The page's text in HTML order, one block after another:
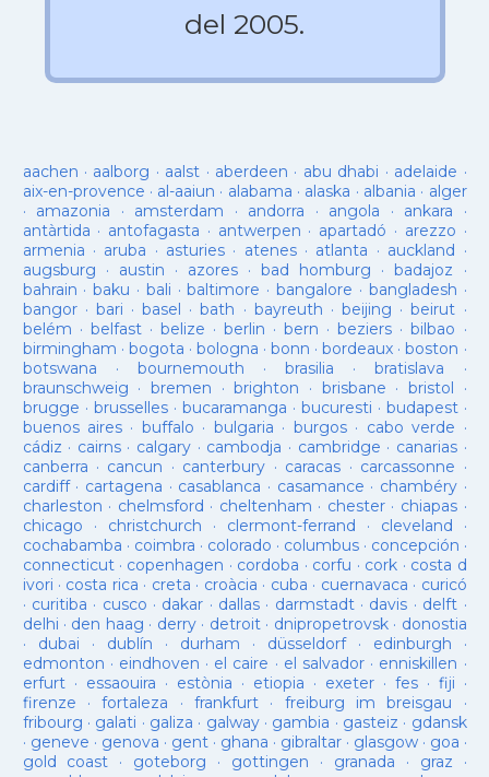
del 2005.
aachen · aalborg · aalst · aberdeen · abu dhabi · adelaide ·
aix-en-provence · al-aaiun · alabama · alaska · albania · alger
· amazonia · amsterdam · andorra · angola · ankara ·
antàrtida · antofagasta · antwerpen · apartadó · arezzo ·
armenia · aruba · asturies· atenes· atlanta · auckland ·
augsburg · austin · azores·bad homburg ·badajoz ·
bahrain ·baku · bali ·baltimore ·bangalore · bangladesh ·
bangor· bari ·basel ·bath · bayreuth ·beijing ·beirut ·
belém · belfast· belize · berlin ·bern ·beziers ·bilbao ·
birmingham · bogota · bologna ·bonn ·bordeaux ·boston ·
botswana · bournemouth ·brasilia ·bratislava ·
braunschweig · bremen ·brighton · brisbane · bristol ·
brugge · brusselles· bucaramanga · bucuresti · budapest·
buenos aires· buffalo · bulgaria · burgos· cabo verde ·
cádiz · cairns· calgary · cambodja · cambridge · canarias·
canberra · cancun · canterbury · caracas · carcassonne ·
cardiff· cartagena · casablanca · casamance · chambéry·
charleston · chelmsford · cheltenham · chester· chiapas ·
chicago · christchurch · clermont-ferrand · cleveland ·
cochabamba · coimbra · colorado · columbus· concepción ·
connecticut· copenhagen · cordoba · corfu · cork · costa d
ivori · costa rica · creta · croàcia · cuba · cuernavaca · curicó
· curitiba · cusco · dakar · dallas · darmstadt· davis · delft ·
delhi · den haag · derry· detroit· dnipropetrovsk· donostia
· dubai · dublín · durham · düsseldorf· edinburgh ·
edmonton · eindhoven · el caire · el salvador · enniskillen ·
erfurt· essaouira · estònia · etiopia · exeter· fes· fiji ·
firenze ·fortaleza · frankfurt· freiburg im breisgau ·
fribourg · galati · galiza · galway· gambia · gasteiz · gdansk
· geneve · genova · gent· ghana · gibraltar· glasgow· goa ·
gold coast · goteborg · gottingen · granada · graz ·